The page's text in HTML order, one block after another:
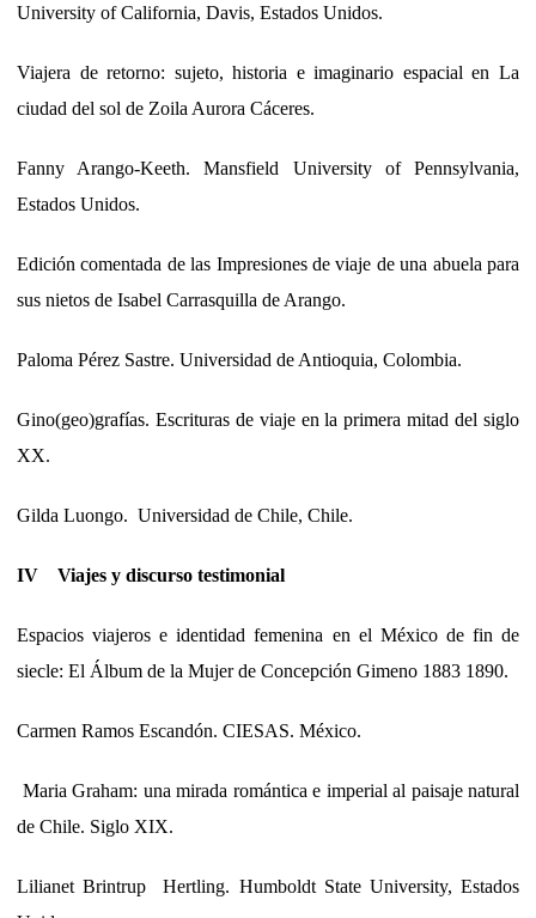
University of California, Davis, Estados Unidos.
Viajera de retorno: sujeto, historia e imaginario espacial en La
ciudad del sol de Zoila Aurora Cáceres.
Fanny Arango-Keeth. Mansfield University of Pennsylvania,
Estados Unidos.
Edición comentada de las Impresiones de viaje de una abuela para
sus nietos de Isabel Carrasquilla de Arango.
Paloma Pérez Sastre. Universidad de Antioquia, Colombia.
Gino(geo)grafías. Escrituras de viaje en la primera mitad del siglo
XX.
Gilda Luongo. Universidad de Chile, Chile.
IV Viajes y discurso testimonial
Espacios viajeros e identidad femenina en el México de fin de
siecle: El Álbum de la Mujer de Concepción Gimeno 1883 1890.
Carmen Ramos Escandón. CIESAS. México.
Maria Graham: una mirada romántica e imperial al paisaje natural
de Chile. Siglo XIX.
Lilianet Brintrup Hertling. Humboldt State University, Estados